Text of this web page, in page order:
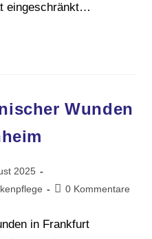
eingeschränkt…
Wunden
2025
0 Kommentare
in Frankfurt